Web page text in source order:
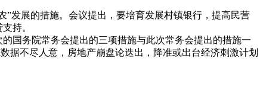
发展的措施。会议提出，要培育发展村镇银行，提高民营
持。
国务院常务会提出的三项措施与此次常务会提出的措施一
据不尽人意，房地产崩盘论迭出，降准或出台经济刺激计划